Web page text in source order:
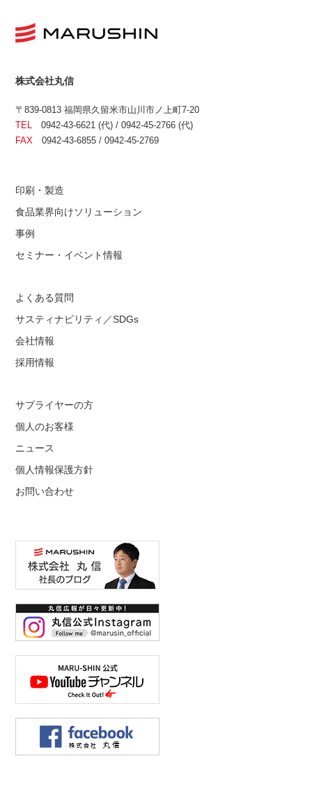
株式会社丸信
〒839-0813 福岡県久留米市山川市ノ上町7-20
TEL 0942-43-6621 (代) / 0942-45-2766 (代)
FAX 0942-43-6855 / 0942-45-2769
印刷・製造
食品業界向けソリューション
事例
セミナー・イベント情報
よくある質問
サスティナビリティ／SDGs
会社情報
採用情報
サプライヤーの方
個人のお客様
ニュース
個人情報保護方針
お問い合わせ